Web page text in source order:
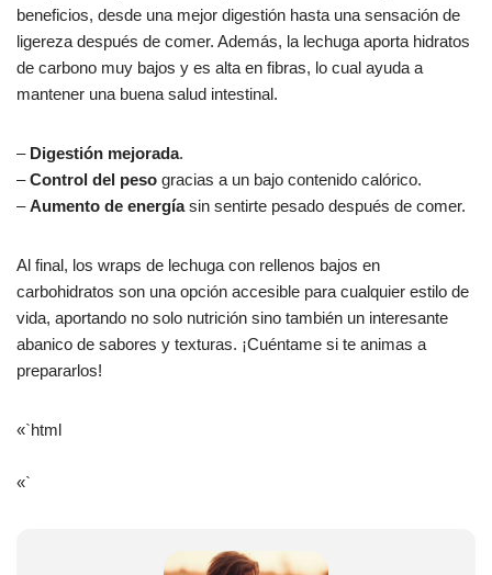
beneficios, desde una mejor digestión hasta una sensación de
ligereza después de comer. Además, la lechuga aporta hidratos
de carbono muy bajos y es alta en fibras, lo cual ayuda a
mantener una buena salud intestinal.
– Digestión mejorada.
–Control del peso gracias a un bajo contenido calórico.
–Aumento de energíasin sentirte pesado después de comer.
Al final, los wraps de lechuga con rellenos bajos en
carbohidratos son una opción accesible para cualquier estilo de
vida, aportando no solo nutrición sino también un interesante
abanico de sabores y texturas. ¡Cuéntame si te animas a
prepararlos!
«`html
«`